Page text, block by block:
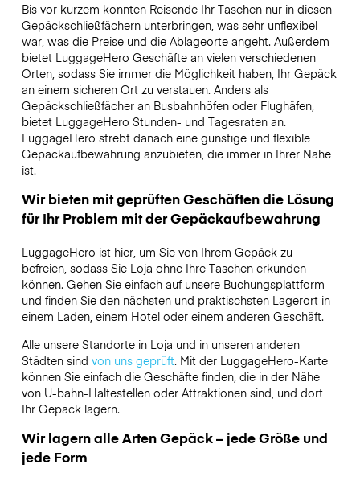
Bis vor kurzem konnten Reisende Ihr Taschen nur in diesen
Gepäckschließfächern unterbringen, was sehr unflexibel
war, was die Preise und die Ablageorte angeht. Außerdem
bietet LuggageHero Geschäfte an vielen verschiedenen
Orten, sodass Sie immer die Möglichkeit haben, Ihr Gepäck
an einem sicheren Ort zu verstauen. Anders als
Gepäckschließfächer an Busbahnhöfen oder Flughäfen,
bietet LuggageHero Stunden- und Tagesraten an.
LuggageHero strebt danach eine günstige und flexible
Gepäckaufbewahrung anzubieten, die immer in Ihrer Nähe
ist.
Wir bieten mit geprüften Geschäften die Lösung
für Ihr Problem mit der Gepäckaufbewahrung
LuggageHero ist hier, um Sie von Ihrem Gepäck zu
befreien, sodass Sie Loja ohne Ihre Taschen erkunden
können. Gehen Sie einfach auf unsere Buchungsplattform
und finden Sie den nächsten und praktischsten Lagerort in
einem Laden, einem Hotel oder einem anderen Geschäft.
Alle unsere Standorte in Loja und in unseren anderen
Städten sind von uns geprüft. Mit der LuggageHero-Karte
können Sie einfach die Geschäfte finden, die in der Nähe
von U-bahn-Haltestellen oder Attraktionen sind, und dort
Ihr Gepäck lagern.
Wir lagern alle Arten Gepäck – jede Größe und
jede Form